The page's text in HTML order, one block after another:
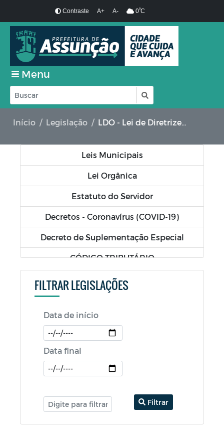
Contraste A+ A- 0ºC
Menu
Início Legislação LDO - Lei de Diretrizes Orçamentárias
Leis Municipais
Lei Orgânica
Estatuto do Servidor
Decretos - Coronavírus (COVID-19)
Decreto de Suplementação Especial
CÓDIGO TRIBUTÁRIO
LDO - Lei de Diretrizes Orçamentárias
LOA - Lei Orçamentária Anual
PPA - Plano Plurianual
RGF - Relatório da Gestão Fiscal
RREO - Relatório Resumido da Execução
Orçamentária
PCA - Prestação de Contas Anual
FILTRAR LEGISLAÇÕES
Data de início
Data final
Filtrar